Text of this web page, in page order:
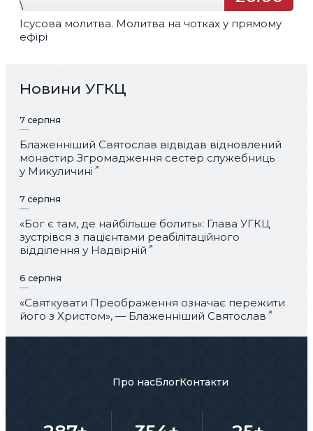
\
Ісусова молитва. Молитва на чотках у прямому
ефірі
Новини УГКЦ
7 серпня
Блаженніший Святослав відвідав відновлений
монастир Згромадження сестер служебниць
у Микуличині
7 серпня
«Бог є там, де найбільше болить»: Глава УГКЦ
зустрівся з пацієнтами реабілітаційного
відділення у Надвірній
6 серпня
«Святкувати Преображення означає пережити
його з Христом», — Блаженніший Святослав
Про насБлогКонтакти